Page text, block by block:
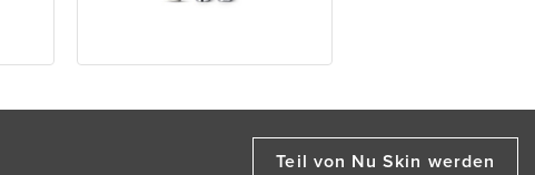
Teil von Nu Skin werden